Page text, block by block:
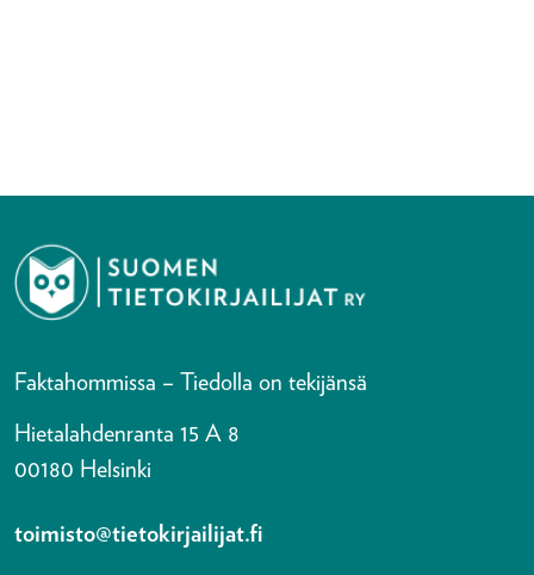
Faktahommissa – Tiedolla on tekijänsä
Hietalahdenranta 15 A 8
00180 Helsinki
toimisto@tietokirjailijat.fi